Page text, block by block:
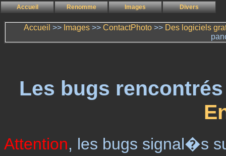
Accueil Renomme Images Divers
Accueil >> Images >> ContactPhoto >> Des logiciels
Les bugs
Attention, les bugs signal�s